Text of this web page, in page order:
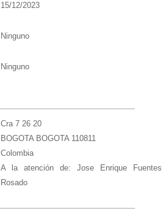
15/12/2023
Ninguno
Ninguno
Cra 7 26 20
BOGOTA BOGOTA 110811
Colombia
A la atención de: Jose Enrique Fuentes
Rosado